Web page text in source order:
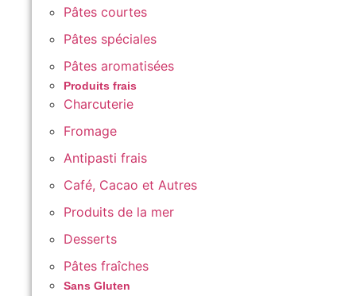
Pâtes courtes
Pâtes spéciales
Pâtes aromatisées
Produits frais
Charcuterie
Fromage
Antipasti frais
Café, Cacao et Autres
Produits de la mer
Desserts
Pâtes fraîches
Sans Gluten